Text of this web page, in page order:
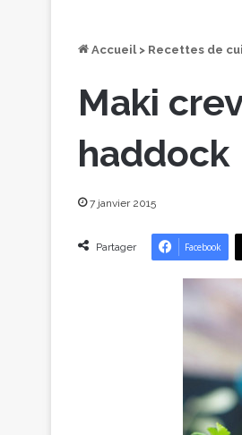
Accueil > Recettes de
Maki
haddock
7 janvier 2015
Partager Facebook